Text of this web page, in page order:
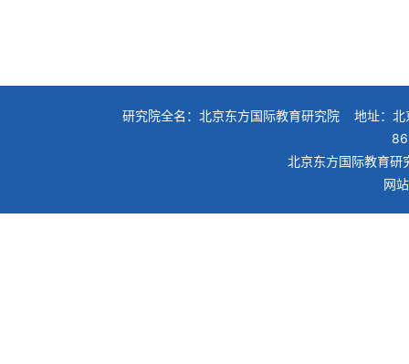
研究院全名：北京东方国际教育研究院 地址：
北京东方国际教育
网